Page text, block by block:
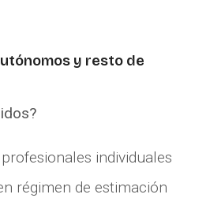
y resto de
individuales
régimen de estimación